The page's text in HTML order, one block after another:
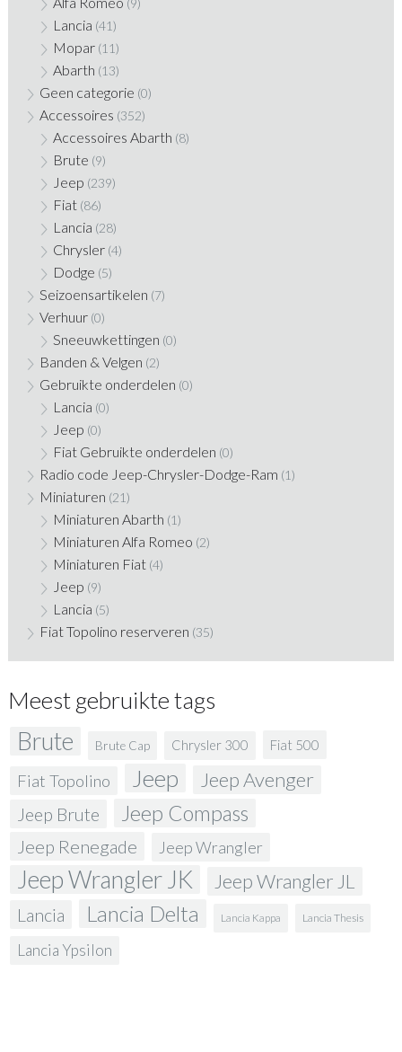
Lancia (41)
Mopar (11)
Abarth (13)
Geen categorie (0)
Accessoires (352)
Accessoires Abarth (8)
Brute (9)
Jeep (239)
Fiat (86)
Lancia (28)
Chrysler (4)
Dodge (5)
Seizoensartikelen (7)
Verhuur (0)
Sneeuwkettingen (0)
Banden & Velgen (2)
Gebruikte onderdelen (0)
Lancia (0)
Jeep (0)
Fiat Gebruikte onderdelen (0)
Radio code Jeep-Chrysler-Dodge-Ram (1)
Miniaturen (21)
Miniaturen Abarth (1)
Miniaturen Alfa Romeo (2)
Miniaturen Fiat (4)
Jeep (9)
Lancia (5)
Fiat Topolino reserveren (35)
Meest gebruikte tags
Brute Brute Cap Chrysler 300 Fiat 500
Fiat Topolino Jeep Jeep Avenger
Jeep Brute Jeep Compass
Jeep Renegade Jeep Wrangler
Jeep Wrangler JK Jeep Wrangler JL
Lancia Lancia Delta Lancia Kappa Lancia Thesis
Lancia Ypsilon